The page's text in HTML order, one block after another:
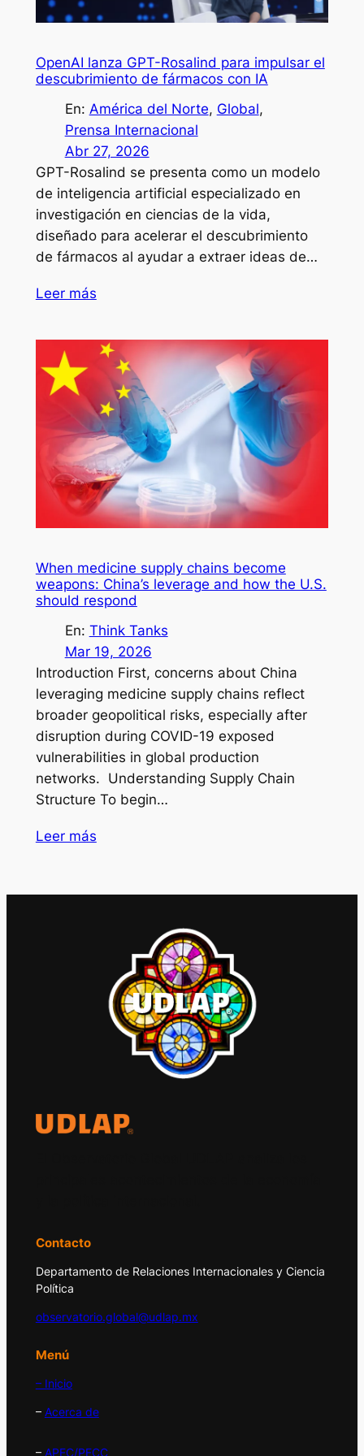
OpenAI lanza GPT-Rosalind para impulsar el
descubrimiento de fármacos con IA
En: América del Norte, Global
Prensa Internacional
Abr 27, 2026
GPT-Rosalind se presenta como un modelo
de inteligencia artificial especializado en
investigación en ciencias de la vida,
diseñado para acelerar el descubrimiento
de fármacos al ayudar a extraer ideas de…
Leer más
When medicine supply chains become
weapons: China’s leverage and how the U.S.
should respond
En: Think Tanks
Mar 19, 2026
Introduction First, concerns about China
leveraging medicine supply chains reflect
broader geopolitical risks, especially after
disruption during COVID-19 exposed
vulnerabilities in global production
networks. Understanding Supply Chain
Structure To begin…
Leer más
Contacto
Departamento de Relaciones Internacionales y Ciencia
Política
observatorio.global@udlap.mx
Menú
– Inicio
– Acerca de
– APEC/PECC